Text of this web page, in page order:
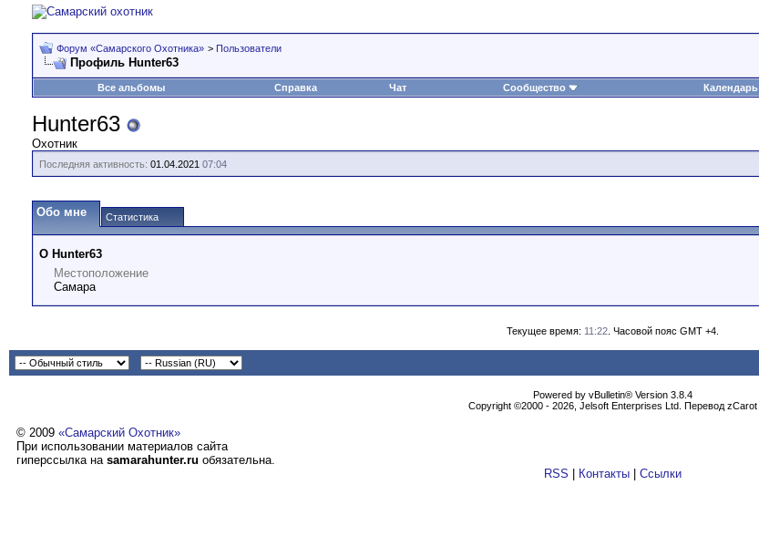
Форум «Самарского Охотника» > Пользователи
Профиль Hunter63
Все альбомы
Справка Чат Сообщество Календарь
Hunter63
Охотник
Последняя активность: 01.04.2021 07:04
Обо мне Статистика
О Hunter63
Местоположение
Самара
Текущее время: 11:22. Часовой пояс GMT +4.
Powеrеd by vВullеtin® Version 3.8.4
Copyright ©2000 - 2026, Jеlsоft Entеrprises Ltd. Перевод zCarot
© 2009 «Самарский Охотник»
При использовании материалов сайта
гиперссылка на samarahunter.ru обязательна.
RSS
Контакты| Ссылки